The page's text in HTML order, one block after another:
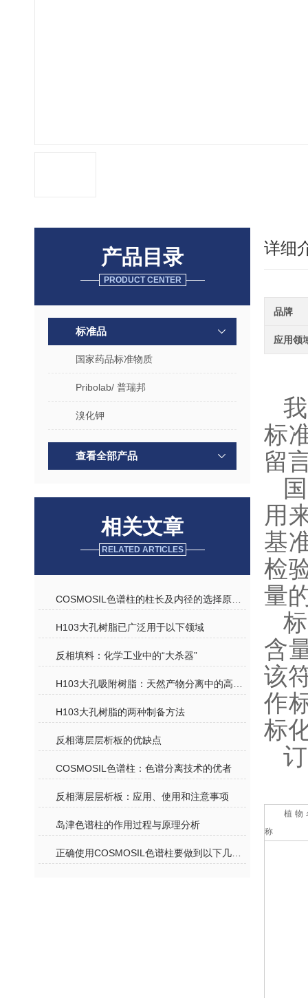
产品目录
PRODUCT CENTER
标准品
国家药品标准物质
Pribolab/ 普瑞邦
溴化钾
查看全部产品
相关文章
RELATED ARTICLES
H103大孔树脂已广泛用于以下领域
反相填料：化学工业中的“大杀器”
H103大孔树脂的两种制备方法
反相薄层层析板的优缺点
COSMOSIL色谱柱：色谱分离技术的优者
反相薄层层析板：应用、使用和注意事项
岛津色谱柱的作用过程与原理分析
详细
品牌
应用领
标
留
用
基
检
量
含
该
作
标
植物
称